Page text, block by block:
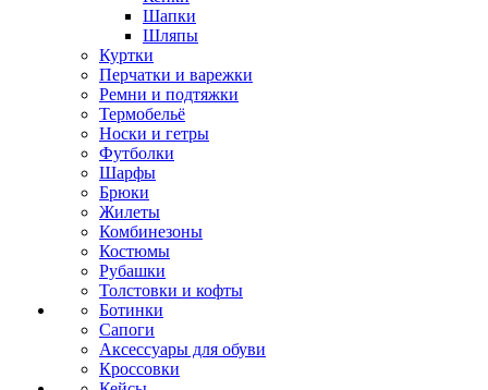
Шапки
Шляпы
Куртки
Перчатки и варежки
Ремни и подтяжки
Термобельё
Носки и гетры
Футболки
Шарфы
Брюки
Жилеты
Комбинезоны
Костюмы
Рубашки
Толстовки и кофты
Ботинки
Сапоги
Аксессуары для обуви
Кроссовки